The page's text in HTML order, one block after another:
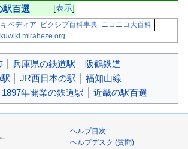
表示
駅百選
ペディア ピクシブ百科事典 ニコニコ大百科
兵庫県の鉄道駅
阪鶴鉄道
JR西日本の駅
福知山線
1897年開業の鉄道駅 近畿の駅百選
ヘルプ目次
ヘルプデスク (質問)